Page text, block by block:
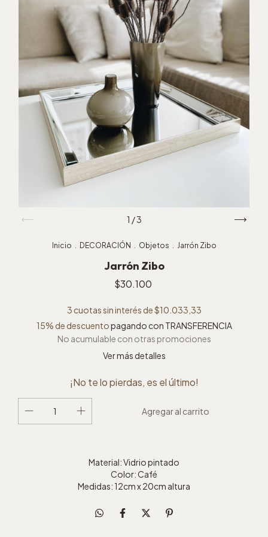
1 /3
Inicio . DECORACIÓN . Objetos . Jarrón Zibo
Jarrón Zibo
$30.100
3 cuotas sin interés de$10.033,33
15% de descuentopagando con TRANSFERENCIA
No acumulable con otras promociones
Ver más detalles
¡No te lo pierdas, es el último!
Material: Vidrio pintado
Color: Café
Medidas: 12cm x 20cm altura